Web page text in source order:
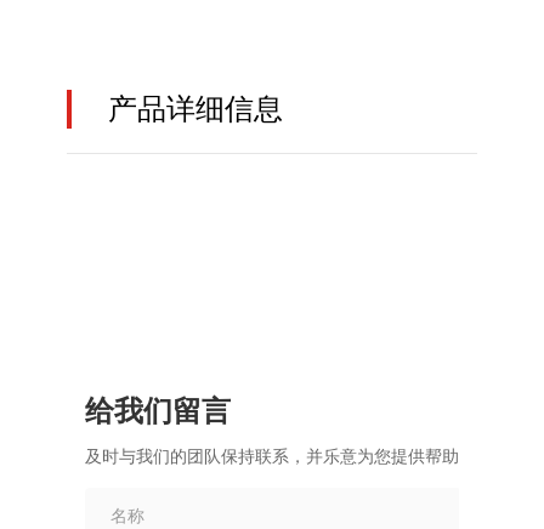
产品详细信息
给我们留言
及时与我们的团队保持联系，并乐意为您提供帮助